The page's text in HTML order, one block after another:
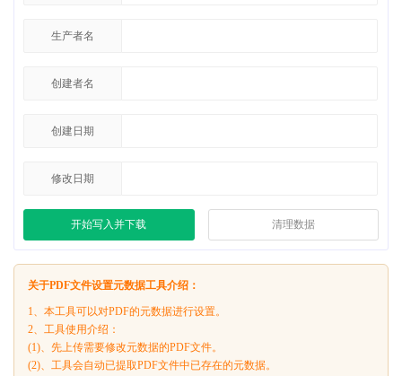
生产者名
创建者名
创建日期
修改日期
开始写入并下载 清理数据
关于PDF文件设置元数据工具介绍：
1、本工具可以对PDF的元数据进行设置。
2、工具使用介绍：
(1)、先上传需要修改元数据的PDF文件。
(2)、工具会自动已提取PDF文件中已存在的元数据。